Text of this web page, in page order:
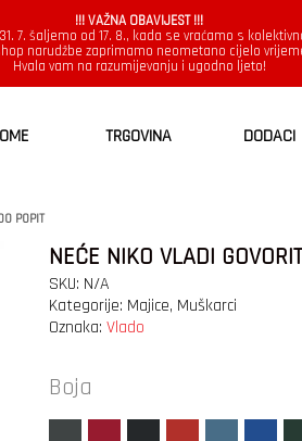
!!! VAŽNA OBAVIJEST !!!
7. šaljemo od 17. 8., kada se vraćamo s
narudžbe zaprimamo neometano cijelo
Hvala vam na razumijevanju i ugodno ljeto!
TRGOVINA DODACI
POPIT
NEĆE NIKO VLADI
SKU: N/A
Kategorije: Majice, Muškarci
Oznaka:Vlado
Boja